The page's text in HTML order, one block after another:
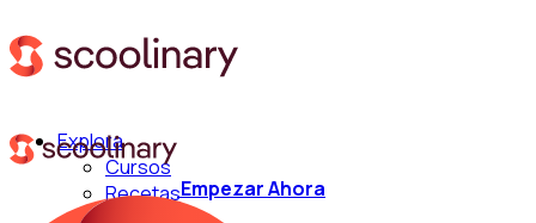
Explora
Cursos
RecetasEmpezar Ahora